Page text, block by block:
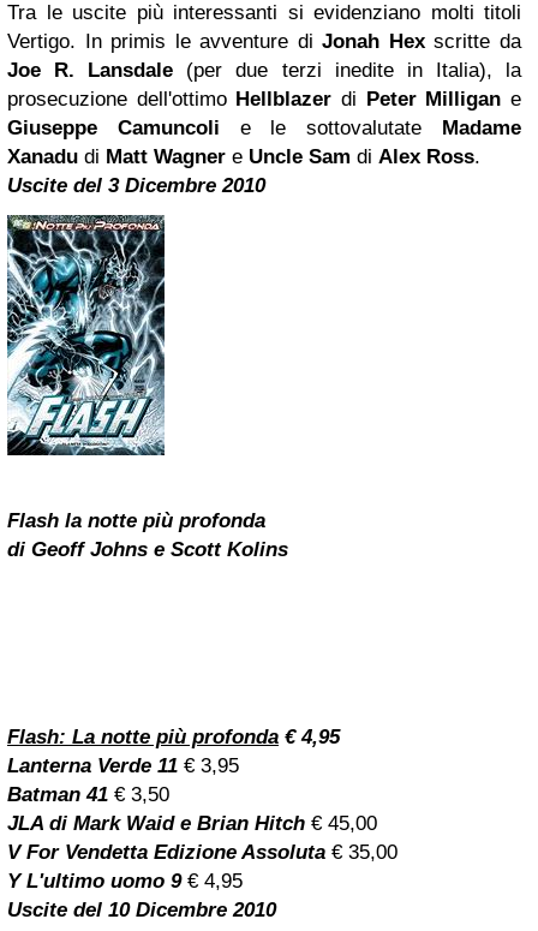
Tra le uscite più interessanti si evidenziano molti titoli
Vertigo. In primis le avventure diJonah Hexscritte da
Joe R. Lansdale (per due terzi inedite in Italia), la
prosecuzione dell'ottimoHellblazer di Peter Milligan e
Giuseppe Camuncoli
e le sottovalutate Madame
Xanadu di Matt Wagner e Uncle Sam di Alex Ross.
Uscite del 3 Dicembre 2010
Flash la notte più profonda
di Geoff Johns e Scott Kolins
Flash: La notte più profonda € 4,95
Lanterna Verde 11 € 3,95
Batman 41 € 3,50
JLA di Mark Waid e Brian Hitch € 45,00
V For Vendetta Edizione Assoluta € 35,00
Y L'ultimo uomo 9€ 4,95
Uscite del 10 Dicembre 2010